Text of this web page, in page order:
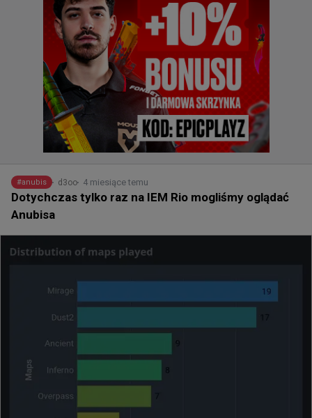
#anubis d3oo 4 miesiące temu
Dotychczas tylko raz na IEM Rio mogliśmy oglądać
Anubisa